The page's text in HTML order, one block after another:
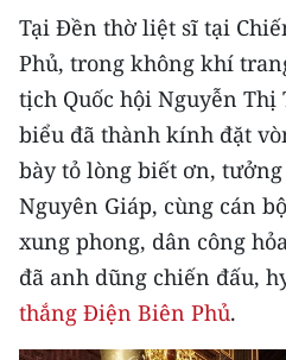
Đồng bằng sông Hồng
Bắc Trung Bộ
Duyên hải Nam Trung Bộ
Nguyên
Đông Nam Bộ
Đồng bằng sông Cửu Long
Chuyên trang Hà Nội
Tại Đền thờ liệt sĩ tại
Phủ, trong không khí
tịch Quốc hội Nguyễn Thị
biểu đã thành kính đặt
bày tỏ lòng biết ơn,
Nguyên Giáp, cùng cán
xung phong, dân công
đã anh dũng chiến đấu,
thắng Điện Biên Phủ.